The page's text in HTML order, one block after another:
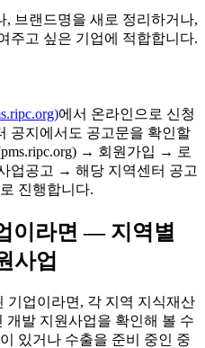
브랜드명을 새로 정리하거나,
주고 싶은 기업에 적합합니다.
에서 온라인으로 신청
공지에서도 공고문을 확인할
→ 회원가입 → 로
업공고 → 해당 지역센터 공고
진행합니다.
이라면 — 지역별
사업
기업이라면, 각 지역 지식재산
발 지원사업을 확인해 볼 수
있거나 수출을 준비 중인 중